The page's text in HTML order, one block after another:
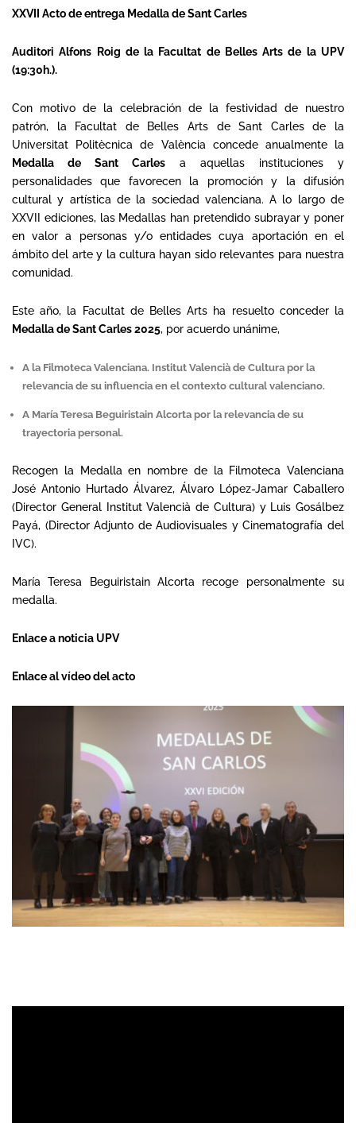
XXVII Acto de entrega Medalla de Sant Carles
Auditori Alfons Roig de la Facultat de Belles Arts de la UPV
(19:30h.).
Con motivo de la celebración de la festividad de nuestro
patrón, la Facultat de Belles Arts de Sant Carles de la
Universitat Politècnica de València concede anualmente la
Medalla de Sant Carles a aquellas instituciones y
personalidades que favorecen la promoción y la difusión
cultural y artística de la sociedad valenciana. A lo largo de
XXVII ediciones, las Medallas han pretendido subrayar y poner
en valor a personas y/o entidades cuya aportación en el
ámbito del arte y la cultura hayan sido relevantes para nuestra
comunidad.
Este año, la Facultat de Belles Arts ha resuelto conceder la
Medalla de Sant Carles 2025, por acuerdo unánime,
A la Filmoteca Valenciana. Institut Valenciàde Cultura por la
relevancia de su influencia en el contexto cultural valenciano.
A María Teresa Beguiristain Alcorta por la relevancia de su
trayectoria personal.
Recogen la Medalla en nombre de la Filmoteca Valenciana
José Antonio Hurtado Álvarez, Álvaro López-Jamar Caballero
(Director General Institut Valencià de Cultura) y Luis Gosálbez
Payá, (Director Adjunto de Audiovisuales y Cinematografía del
IVC).
María Teresa Beguiristain Alcorta recoge personalmente su
medalla.
Enlace a noticia UPV
Enlace al vídeo del acto